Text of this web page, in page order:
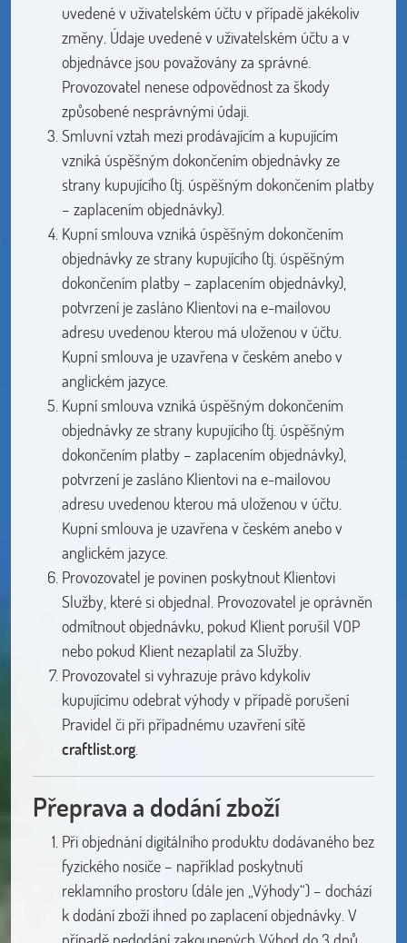
uvedené v uživatelském účtu v případě jakékoliv
změny. Údaje uvedené v uživatelském účtu a v
objednávce jsou považovány za správné.
Provozovatel nenese odpovědnost za škody
způsobené nesprávnými údaji.
Smluvní vztah mezi prodávajícím a kupujícím
vzniká úspěšným dokončením objednávky ze
strany kupujícího (tj. úspěšným dokončením platby
– zaplacením objednávky).
Kupní smlouva vzniká úspěšným dokončením
objednávky ze strany kupujícího (tj. úspěšným
dokončením platby – zaplacením objednávky),
potvrzení je zasláno Klientovi na e-mailovou
adresu uvedenou kterou má uloženou v účtu.
Kupní smlouva je uzavřena v českém anebo v
anglickém jazyce.
Kupní smlouva vzniká úspěšným dokončením
objednávky ze strany kupujícího (tj. úspěšným
dokončením platby – zaplacením objednávky),
potvrzení je zasláno Klientovi na e-mailovou
adresu uvedenou kterou má uloženou v účtu.
Kupní smlouva je uzavřena v českém anebo v
anglickém jazyce.
Provozovatel je povinen poskytnout Klientovi
Služby, které si objednal. Provozovatel je oprávněn
odmítnout objednávku, pokud Klient porušil VOP
nebo pokud Klient nezaplatil za Služby.
Provozovatel si vyhrazuje právo kdykoliv
kupujícímu odebrat výhody v případě porušení
Pravidel či při případnému uzavření sítě
craftlist.org
Přeprava a dodání zboží
Při objednání digitálního produktu dodávaného bez
fyzického nosiče – například poskytnutí
reklamního prostoru (dále jen „Výhody“) – dochází
k dodání zboží ihned po zaplacení objednávky. V